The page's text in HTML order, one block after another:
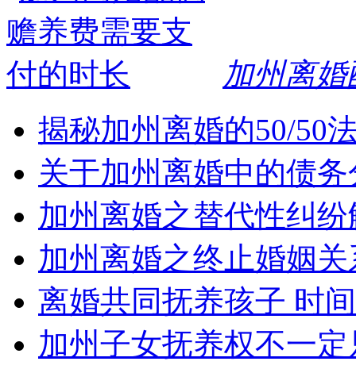
加州离
揭秘加州离婚的50/50
关于加州离婚中的债
加州离婚之替代性纠
加州离婚之终止婚姻关
离婚共同抚养孩子 时
加州子女抚养权不一